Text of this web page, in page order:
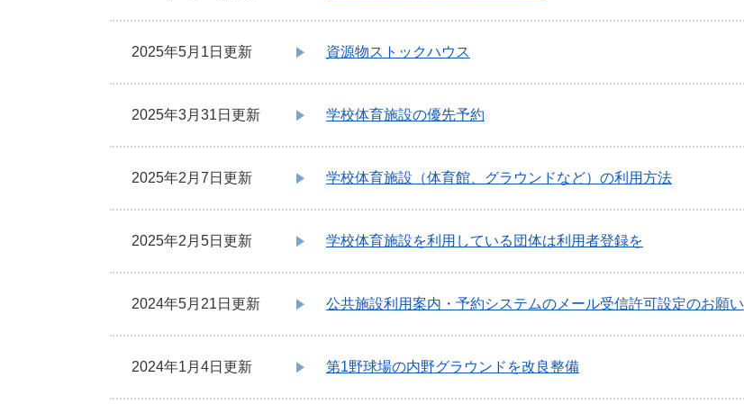
2025年5月1日更新 資源物ストックハウス
2025年3月31日更新 学校体育施設の優先予約
2025年2月7日更新 学校体育施設（体育館、グラウンドなど）の利用方法
2025年2月5日更新 学校体育施設を利用している団体は利用者登録を
2024年5月21日更新 公共施設利用案内・予約システムのメール受信許可設定のお願い
2024年1月4日更新 第1野球場の内野グラウンドを改良整備